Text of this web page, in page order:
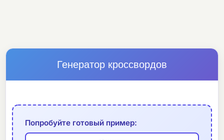
Генератор кроссвордов
Попробуйте готовый пример: